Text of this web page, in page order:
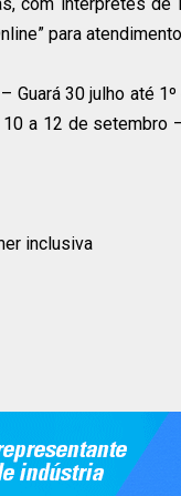
para
30 julho até
a 12 de setembro
inclusiva